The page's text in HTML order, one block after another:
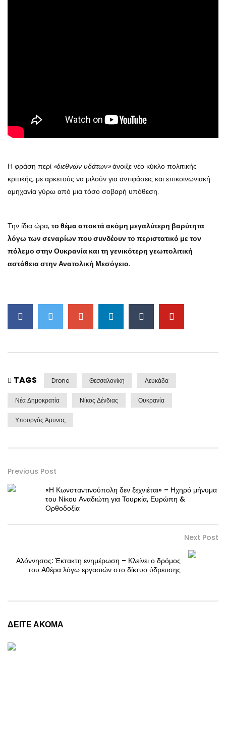
Η φράση περί «διεθνών υδάτων»άνοιξε νέο κύκλο πολιτικής
κριτικής, με αρκετούς να μιλούν για αντιφάσεις και επικοινωνιακή
αμηχανία γύρω από μια τόσο σοβαρή υπόθεση.
Την ίδια ώρα, το θέμα αποκτά ακόμη μεγαλύτερη βαρύτητα
λόγω των σεναρίων που συνδέουν το περιστατικό με τον
πόλεμο στην Ουκρανία και τη γενικότερη γεωπολιτική
αστάθεια στην Ανατολική Μεσόγειο.
TAGS Drone Θεσσαλονίκη Λευκάδα
Νέα Δημοκρατία Νίκος Δένδιας Ουκρανία
Υπουργός Άμυνας
Previous Post
«Η Κωνσταντινούπολη δεν ξεχνιέται» – Ηχηρό μήνυμα
του Νίκου Αναδιώτη για Τουρκία, Ευρώπη &
Ορθοδοξία
Next Post
Αλόννησος: Έκτακτη ενημέρωση – Κλείνει ο δρόμος
του Αθέρα λόγω εργασιών στο δίκτυο ύδρευσης
ΔΕΙΤΕ ΑΚΟΜΑ